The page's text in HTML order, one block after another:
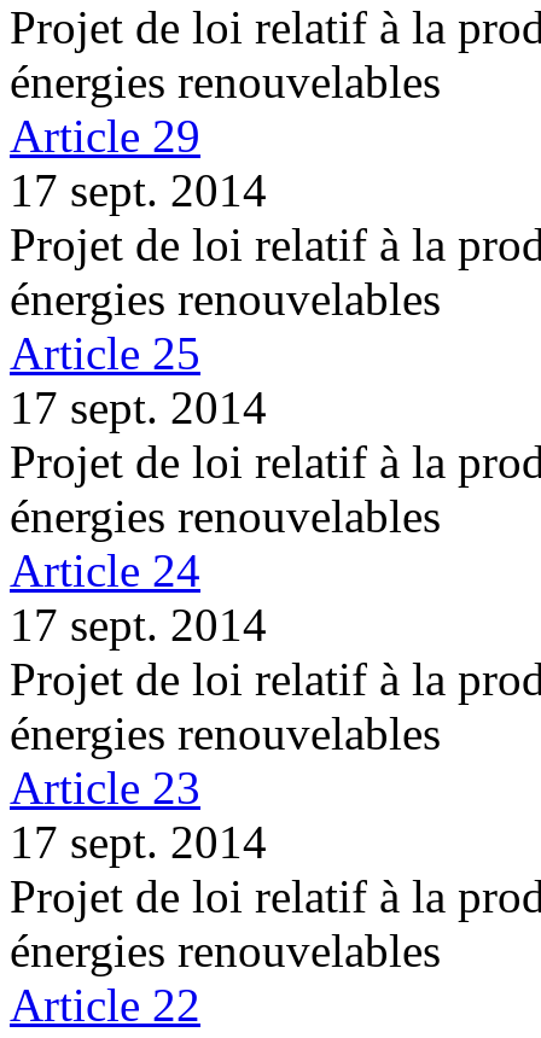
Projet de loi relatif à la
énergies renouvelables
Article 29
17 sept. 2014
Projet de loi relatif à la
énergies renouvelables
Article 25
17 sept. 2014
Projet de loi relatif à la
énergies renouvelables
Article 24
17 sept. 2014
Projet de loi relatif à la
énergies renouvelables
Article 23
17 sept. 2014
Projet de loi relatif à la
énergies renouvelables
Article 22